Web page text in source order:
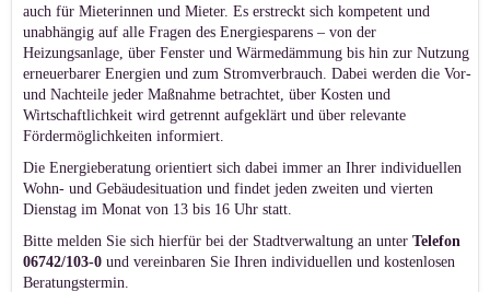
auch für Mieterinnen und Mieter. Es erstreckt sich kompetent und
unabhängig auf alle Fragen des Energiesparens – von der
Heizungsanlage, über Fenster und Wärmedämmung bis hin zur Nutzung
erneuerbarer Energien und zum Stromverbrauch. Dabei werden die Vor-
und Nachteile jeder Maßnahme betrachtet, über Kosten und
Wirtschaftlichkeit wird getrennt aufgeklärt und über relevante
Fördermöglichkeiten informiert.
Die Energieberatung orientiert sich dabei immer an Ihrer individuellen
Wohn- und Gebäudesituation und findet jeden zweiten und vierten
Dienstag im Monat von 13 bis 16 Uhr statt.
Bitte melden Sie sich hierfür bei der Stadtverwaltung an unter Telefon
06742/103-0 und vereinbaren Sie Ihren individuellen und kostenlosen
Beratungstermin.